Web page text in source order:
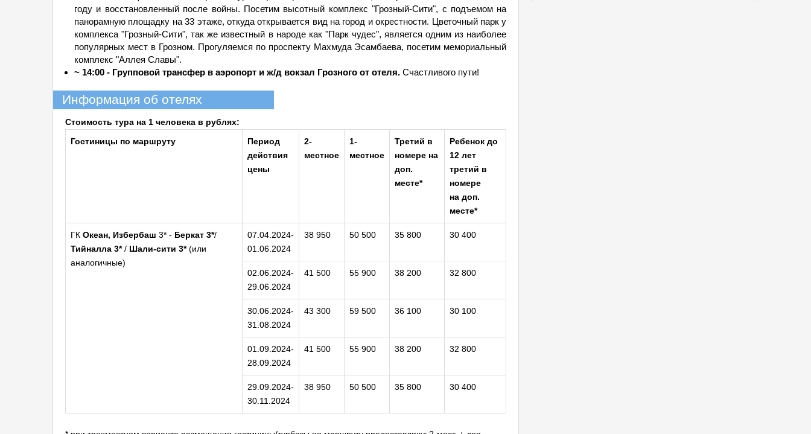
году и восстановленный после войны. Посетим высотный комплекс "Грозный-Сити", с подъемом на
панорамную площадку на 33 этаже, откуда открывается вид на город и окрестности. Цветочный парк у
комплекса "Грозный-Сити", так же известный в народе как "Парк чудес", является одним из наиболее
популярных мест в Грозном. Прогуляемся по проспекту Махмуда Эсамбаева, посетим мемориальный
комплекс "Аллея Славы".
~ 14:00 - Групповой трансфер в аэропорт и ж/д вокзал Грозного от отеля. Счастливого пути!
Информация об отелях
Стоимость тура на 1 человека в рублях:
Гостиницы по маршруту
Период
действия
цены
2-
местное
1-
местное
Третий в
номере на
доп.
месте*
Ребенок до
12 лет
третий в
номере
на доп.
месте*
ГК Океан, Избербаш 3* - Беркат 3*/
Тийналла 3*/ Шали-сити 3*(или
аналогичные)
07.04.2024-
01.06.2024
38 950 50 500 35 800 30 400
02.06.2024-
29.06.2024
41 500 55 900 38 200 32 800
30.06.2024-
31.08.2024
43 300 59 500 36 100 30 100
01.09.2024-
28.09.2024
41 500 55 900 38 200 32 800
29.09.2024-
30.11.2024
38 950 50 500 35 800 30 400